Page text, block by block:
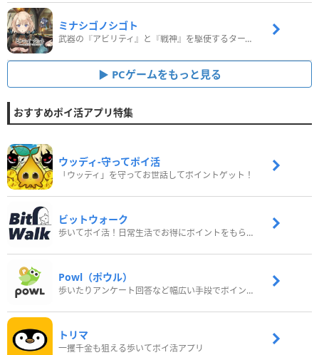
ミナシゴノシゴト
武器の『アビリティ』と『戦神』を駆使するターン制コマンドバトルRPG！
PCゲームをもっと見る
おすすめポイ活アプリ特集
ウッディ‐守ってポイ活
「ウッディ」を守ってお世話してポイントゲット！
ビットウォーク
歩いてポイ活！日常生活でお得にポイントをもらおう
Powl（ポウル）
歩いたりアンケート回答など幅広い手段でポイントをゲット
トリマ
一攫千金も狙える歩いてポイ活アプリ